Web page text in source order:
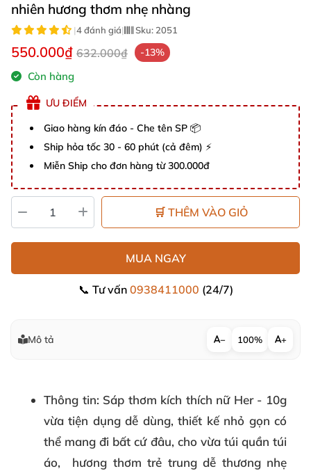
nhiên hương thơm nhẹ nhàng
|4 đánh giá| Sku: 2051
550.000₫ 632.000₫ -13%
Còn hàng
ƯU ĐIỂM
Giao hàng kín đáo - Che tên SP 📦
Ship hỏa tốc 30 - 60 phút (cả đêm) ⚡
Miễn Ship cho đơn hàng từ 300.000đ
🛒 THÊM VÀO GIỎ
MUA NGAY
📞 Tư vấn 0938411000 (24/7)
Mô tả − 100% +
Thông tin: Sáp thơm kích thích nữ Her - 10g
vừa tiện dụng dễ dùng, thiết kế nhỏ gọn có
thể mang đi bất cứ đâu, cho vừa túi quần túi
áo, hương thơm trẻ trung dễ thương nhẹ